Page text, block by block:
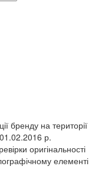
бренду на території
р.
оригінальності
елементі